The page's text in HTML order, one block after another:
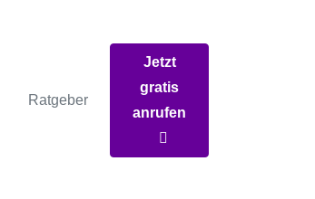
Ratgeber
Jetzt
gratis
anrufen